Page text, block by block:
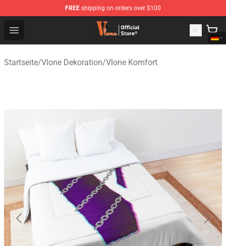
FREE shipping on orders over $100
Open menu
Vlone Shop - Official Vlone Merchandise Store
Startseite/Vlone Dekoration/Vlone Komfort